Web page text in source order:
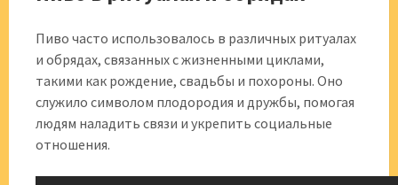
Пиво часто использовалось в различных ритуалах
и обрядах, связанных с жизненными циклами,
такими как рождение, свадьбы и похороны. Оно
служило символом плодородия и дружбы, помогая
людям наладить связи и укрепить социальные
отношения.